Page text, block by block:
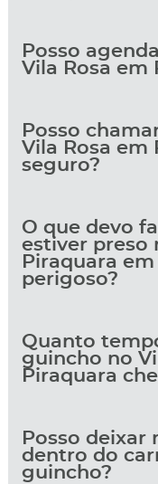
Posso
Vila Rosa em
Posso
Vila Rosa em
seguro?
O que devo
estiver preso
Piraquara
perigoso?
Quanto
guincho no
Piraquara
Posso deixar
dentro do
guincho?